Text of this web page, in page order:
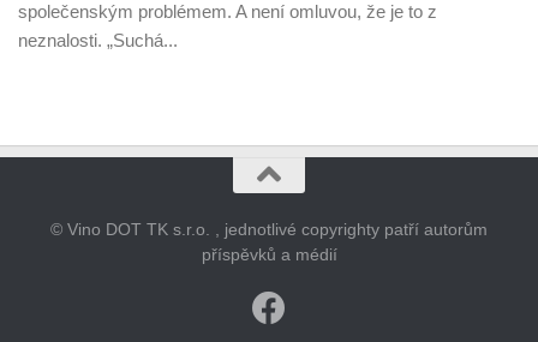
společenským problémem. A není omluvou, že je to z
neznalosti. „Suchá...
© Vino DOT TK s.r.o. , jednotlivé copyrighty patří autorům
příspěvků a médií